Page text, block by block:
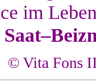
im
© Vita Fons